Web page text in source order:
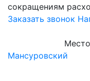
сокращениям
Заказать звонок
Мансуровский